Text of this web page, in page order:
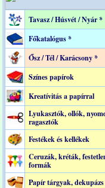
Tavasz / Húsvét / Nyár *
Főkatalógus *
Ősz / Tél / Karácsony *
Színes papírok
Kreatívitás a papírral
Lyukasztók, ollók,
ragasztók
Festékek és kellékek
Ceruzák, kréták,
formák
Papír tárgyak, dekupázs